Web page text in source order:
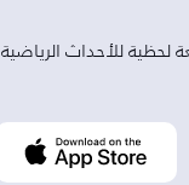
لحظية للأحداث الرياضية